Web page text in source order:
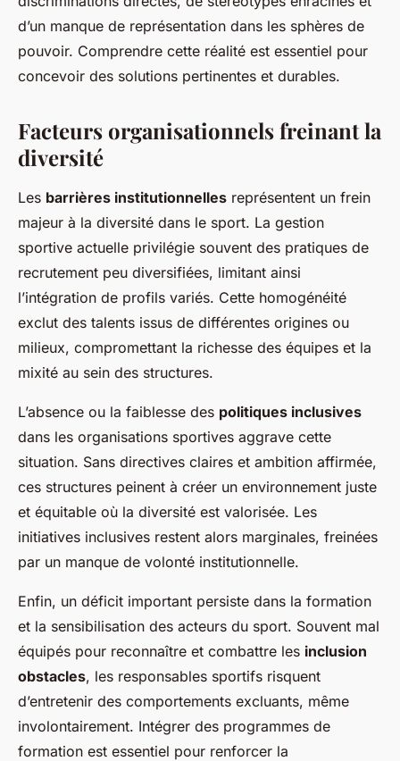
d’un manque de représentation dans les sphères de
pouvoir. Comprendre cette réalité est essentiel pour
concevoir des solutions pertinentes et durables.
Facteurs organisationnels freinant la
diversité
Les barrières institutionnelles représentent un frein
majeur à la diversité dans le sport. La gestion
sportive actuelle privilégie souvent des pratiques de
recrutement peu diversifiées, limitant ainsi
l’intégration de profils variés. Cette homogénéité
exclut des talents issus de différentes origines ou
milieux, compromettant la richesse des équipes et la
mixité au sein des structures.
L’absence ou la faiblesse des politiques inclusives
dans les organisations sportives aggrave cette
situation. Sans directives claires et ambition affirmée,
ces structures peinent à créer un environnement juste
et équitable où la diversité est valorisée. Les
initiatives inclusives restent alors marginales, freinées
par un manque de volonté institutionnelle.
Enfin, un déficit important persiste dans la formation
et la sensibilisation des acteurs du sport. Souvent mal
équipés pour reconnaître et combattre les inclusion
obstacles, les responsables sportifs risquent
d’entretenir des comportements excluants, même
involontairement. Intégrer des programmes de
formation est essentiel pour renforcer la